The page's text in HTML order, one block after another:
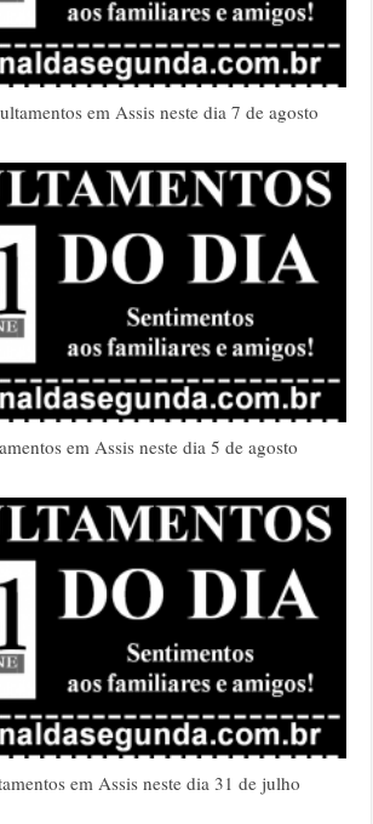
em Assis neste dia 7 de agosto
em Assis neste dia 5 de agosto
em Assis neste dia 31 de julho